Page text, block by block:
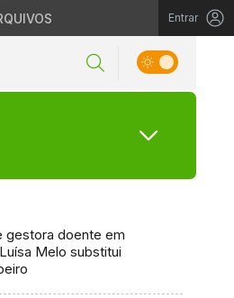
Entrar
gestora doente em
Melo substitui